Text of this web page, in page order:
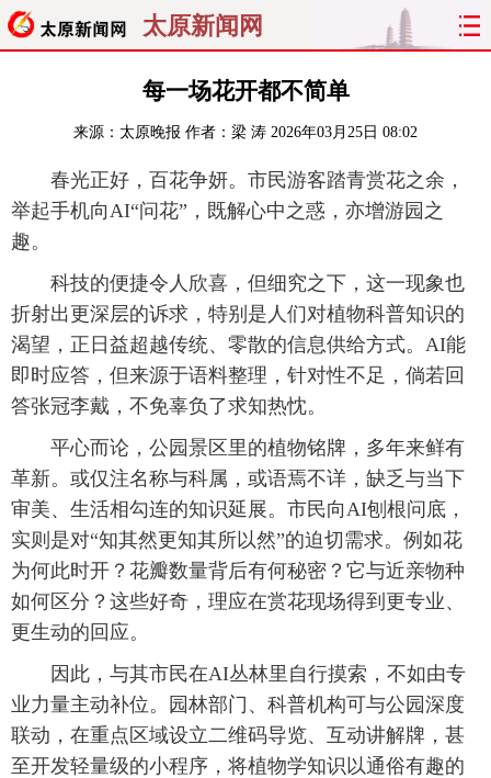
太原新闻网
聚焦 太原
经济 关注 文明 出行
纵横 曝光 综合 专题
看天下 晋月读 最太原 网罗民生
太原日报 太原晚报 热评
每一场花开都不简单
来源： 太原晚报 作者：梁 涛 2026年03月25日 08:02
春光正好，百花争妍。市民游客踏青赏花之余，
举起手机向AI“问花”，既解心中之惑，亦增游园之
趣。
科技的便捷令人欣喜，但细究之下，这一现象也
折射出更深层的诉求，特别是人们对植物科普知识的
渴望，正日益超越传统、零散的信息供给方式。AI能
即时应答，但来源于语料整理，针对性不足，倘若回
答张冠李戴，不免辜负了求知热忱。
平心而论，公园景区里的植物铭牌，多年来鲜有
革新。或仅注名称与科属，或语焉不详，缺乏与当下
审美、生活相勾连的知识延展。市民向AI刨根问底，
实则是对“知其然更知其所以然”的迫切需求。例如花
为何此时开？花瓣数量背后有何秘密？它与近亲物种
如何区分？这些好奇，理应在赏花现场得到更专业、
更生动的回应。
因此，与其市民在AI丛林里自行摸索，不如由专
业力量主动补位。园林部门、科普机构可与公园深度
联动，在重点区域设立二维码导览、互动讲解牌，甚
至开发轻量级的小程序，将植物学知识以通俗有趣的